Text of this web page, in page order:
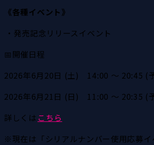
《各種イベント》
・発売記念リリースイベント
📅開催日程
2026年6月20日 (土)　14:00 ～ 20:45 (
2026年6月21日 (日)　11:00 ～ 20:35 (
詳しくは こちら
※現在は「シリアルナンバー使用応募イ